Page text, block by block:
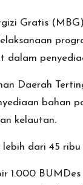
Gratis
dalam
Daerah
bahan
kelautan.
dari 45
1.000